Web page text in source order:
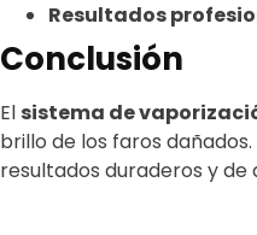
Resultados
Conclusión
El sistema de
brillo de los faros
resultados duraderos y de